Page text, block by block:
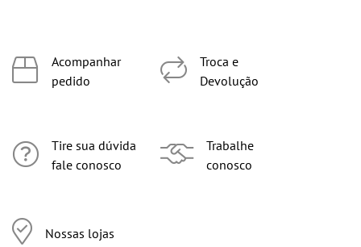
Acompanhar
pedido
Tire sua dúvida
fale conosco
Nossas lojas
Troca e
Devolução
Trabalhe
conosco